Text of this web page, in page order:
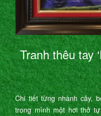
Tranh thêu tay
Chi tiết từng nhành cây,
trong mình một hơi thở